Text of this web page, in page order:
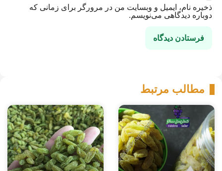
ذخیره نام، ایمیل و وبسایت من در مرورگر برای زمانی که
دوباره دیدگاهی می‌نویسم.
مطالب مرتبط